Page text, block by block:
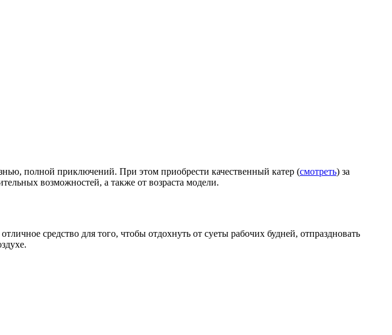
полной приключений. При этом приобрести качественный катер (смотреть) за
возможностей, а также от возраста модели.
средство для того, чтобы отдохнуть от суеты рабочих будней, отпраздновать